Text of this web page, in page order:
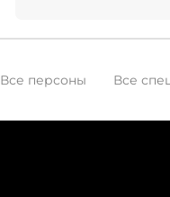
Все персоны Все